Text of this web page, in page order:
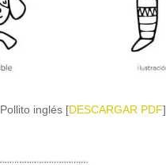
Pollito inglés [DESCARGAR PDF]